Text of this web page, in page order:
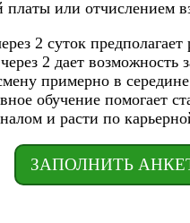
платы или отчислением
2 суток предполагает
2 дает возможность
примерно в
обучение помогает
и расти по
ЗАПОЛНИТЬ